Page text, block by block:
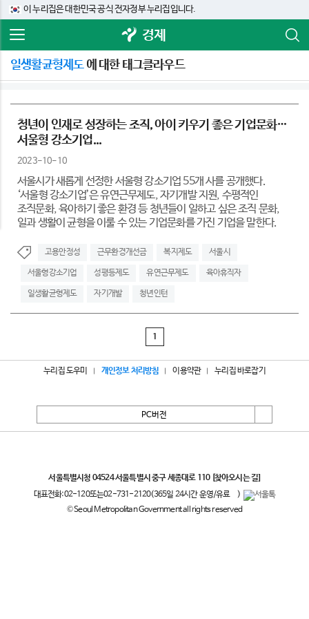
이 누리집은 대한민국 공식 전자정부 누리집입니다.
경제
일생활균형제도에 대한 태그클라우드
청년이 인재로 성장하는 조직, 아이 키우기 좋은 기업문화…
서울형 강소기업...
2023-10-10
서울시가 새롭게 선정한 서울형 강소기업 55개 사를 공개했다.
‘서울형 강소기업’은 유연근무제도, 자기개발 지원, 수평적인
조직문화, 육아하기 좋은 환경 등 청년들이 일하고 싶은 조직 문화,
일과 생활이 균형을 이룰 수 있는 기업문화를 가진 기업을 말한다.
고용안정성 근무환경개선금 복지제도 서울시
서울형강소기업 성평등제도 유연근무제도 육아휴직자
일생활균형제도 자기개발 청년인턴
1
누리집 도우미 개인정보 처리방침 이용약관 누리집 바로잡기
PC버전
서울특별시청 04524 서울특별시 중구 세종대로 110 [찾아오시는 길]
대표전화:02-120또는02-731-2120(365일 24시간 운영/유료
)
© Seoul Metropolitan Government all rights reserved